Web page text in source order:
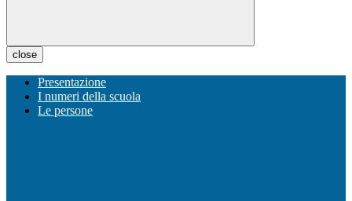
close
Presentazione
I numeri della scuola
Le persone